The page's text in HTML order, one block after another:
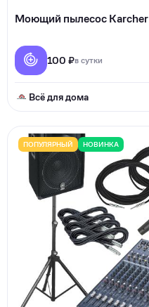
Моющий пылесос Karcher
100 ₽в сутки
Всё для дома
ПОПУЛЯРНЫЙ НОВИНКА